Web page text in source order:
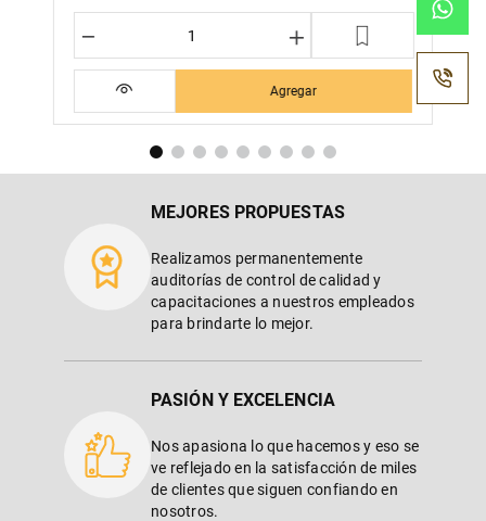
＋
－
Agregar
MEJORES PROPUESTAS
Realizamos permanentemente
auditorías de control de calidad y
capacitaciones a nuestros empleados
para brindarte lo mejor.
PASIÓN Y EXCELENCIA
Nos apasiona lo que hacemos y eso se
ve reflejado en la satisfacción de miles
de clientes que siguen confiando en
nosotros.